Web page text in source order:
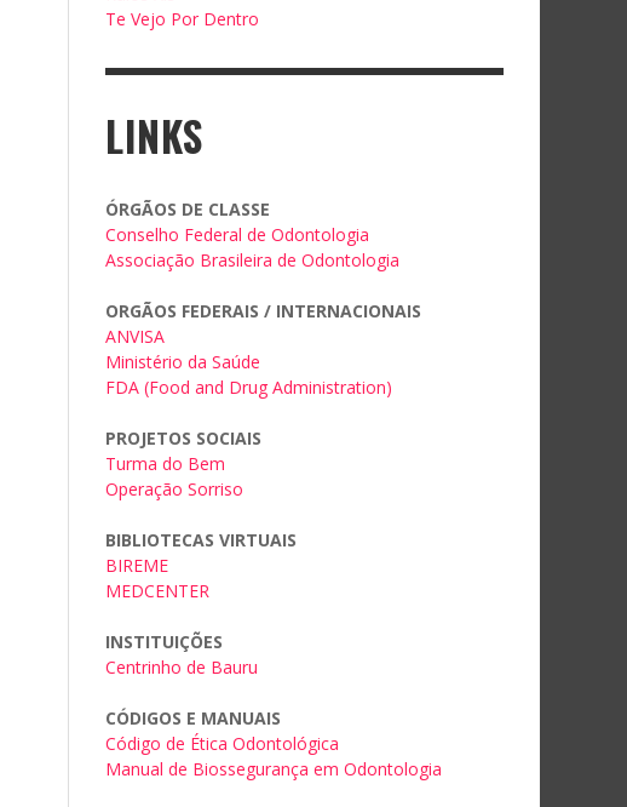
Te Vejo Por Dentro
LINKS
ÓRGÃOS DE CLASSE
Conselho Federal de Odontologia
Associação Brasileira de Odontologia
ORGÃOS FEDERAIS / INTERNACIONAIS
ANVISA
Ministério da Saúde
FDA (Food and Drug Administration)
PROJETOS SOCIAIS
Turma do Bem
Operação Sorriso
BIBLIOTECAS VIRTUAIS
BIREME
MEDCENTER
INSTITUIÇÕES
Centrinho de Bauru
CÓDIGOS E MANUAIS
Código de Ética Odontológica
Manual de Biossegurança em Odontologia